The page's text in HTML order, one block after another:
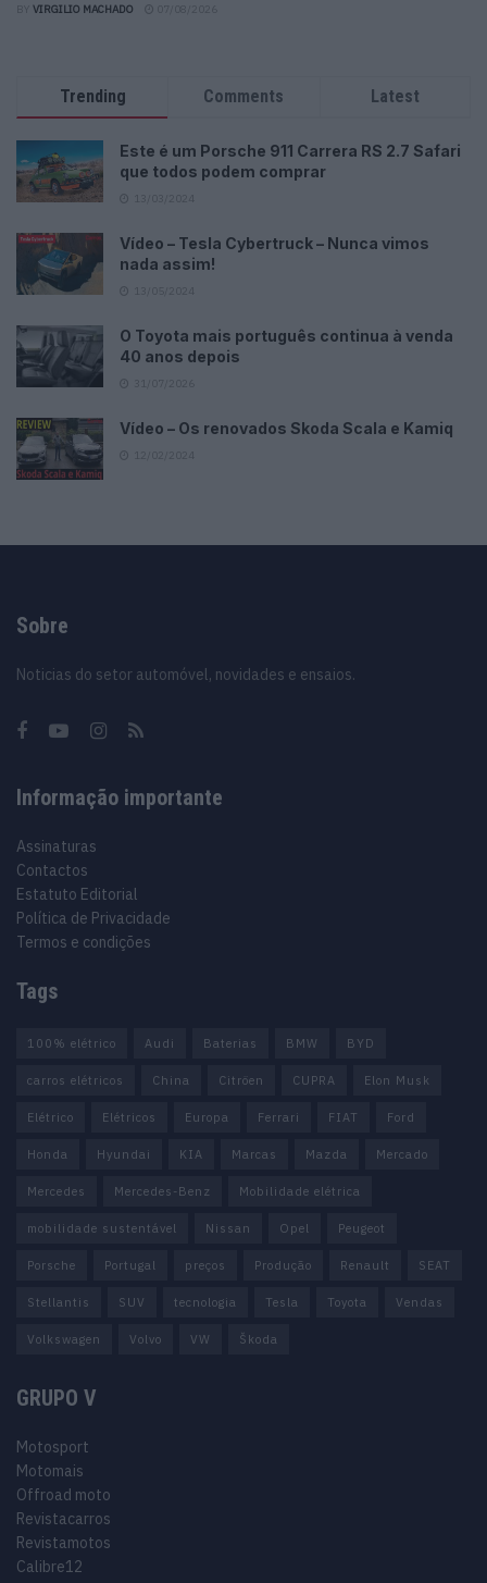
VIRGILIO MACHADO
Trending Comments Latest
Este é um Porsche 911 Carrera RS 2.7 Safari
que todos podem comprar
Vídeo – Tesla Cybertruck – Nunca vimos
nada assim!
O Toyota mais português continua à venda
40 anos depois
Vídeo – Os renovados Skoda Scala e Kamiq
Sobre
Noticias do setor automóvel, novidades e ensaios.
Informação importante
Assinaturas
Contactos
Estatuto Editorial
Política de Privacidade
Termos e condições
Tags
100% elétrico Audi Baterias BMW BYD
carros elétricos China Citröen CUPRA Elon Musk
Elétrico Elétricos Europa Ferrari FIAT Ford
Honda Hyundai KIA Marcas Mazda Mercado
Mercedes Mercedes-Benz Mobilidade elétrica
mobilidade sustentável Nissan Opel Peugeot
Porsche Portugal preços Produção Renault SEAT
Stellantis SUV tecnologia Tesla Toyota Vendas
Volkswagen Volvo VW Škoda
GRUPO V
Motosport
Motomais
Offroad moto
Revistacarros
Revistamotos
Calibre12